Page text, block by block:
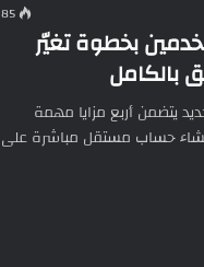
85
بخطوة تغيّر
بالكامل
يتضمن أربع مزايا مهمة
حساب مستقل مباشرة على